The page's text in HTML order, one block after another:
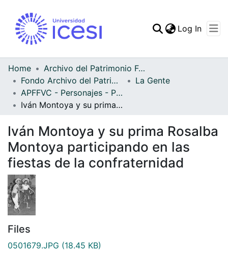
Statistics
Log In
Home
Archivo del Patrimonio Fotográfico y Fílmico del Valle del Cauca
Fondo Archivo del Patrimonio Fotográfico y Fílmico del Valle del Cauca
La Gente
APFFVC - Personajes - Patrimonial
Iván Montoya y su prima Rosalba Montoya participando en las fiestas de la confraternidad
Iván Montoya y su prima Rosalba
Montoya participando en las
fiestas de la confraternidad
Files
0501679.JPG (18.45 KB)